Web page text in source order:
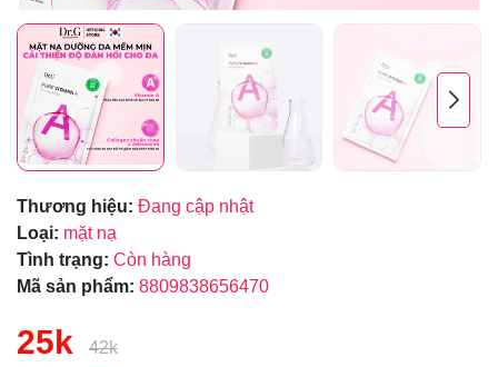
Thương hiệu: Đang cập nhật
Loại: mặt nạ
Tình trạng: Còn hàng
Mã sản phẩm: 8809838656470
25k 42k